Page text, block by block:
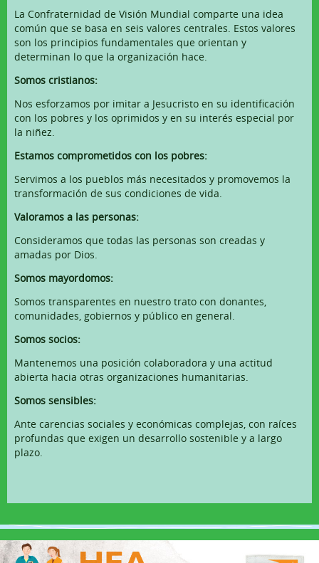
La Confraternidad de Visión Mundial comparte una idea
común que se basa en seis valores centrales. Estos valores
son los principios fundamentales que orientan y
determinan lo que la organización hace.
Somos cristianos:
Nos esforzamos por imitar a Jesucristo en su identificación
con los pobres y los oprimidos y en su interés especial por
la niñez.
Estamos comprometidos con los pobres:
Servimos a los pueblos más necesitados y promovemos la
transformación de sus condiciones de vida.
Valoramos a las personas:
Consideramos que todas las personas son creadas y
amadas por Dios.
Somos mayordomos:
Somos transparentes en nuestro trato con donantes,
comunidades, gobiernos y público en general.
Somos socios:
Mantenemos una posición colaboradora y una actitud
abierta hacia otras organizaciones humanitarias.
Somos sensibles:
Ante carencias sociales y económicas complejas, con raíces
profundas que exigen un desarrollo sostenible y a largo
plazo.